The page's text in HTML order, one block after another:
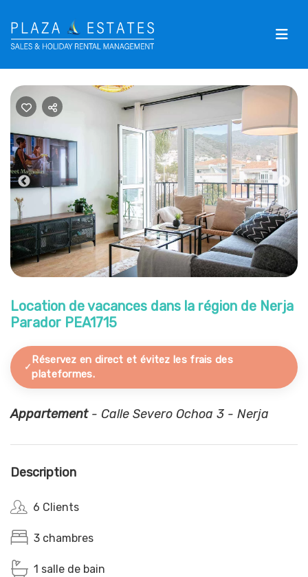
Previous
Location de vacances dans la région de Nerja
Parador PEA1715
Réservez en direct et évitez les frais des
plateformes.
Appartement- Calle Severo Ochoa 3 - Nerja
Description
6 Clients
3 chambres
1 salle de bain